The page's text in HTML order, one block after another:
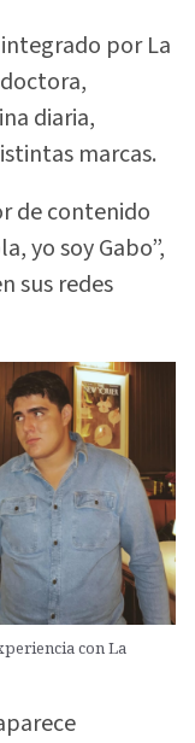
por La
diaria,
marcas.
de contenido
yo soy Gabo”,
sus redes
con La